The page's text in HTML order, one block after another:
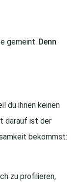
gemeint. Denn
du ihnen keinen
darauf ist der
bekommst:
zu profilieren,